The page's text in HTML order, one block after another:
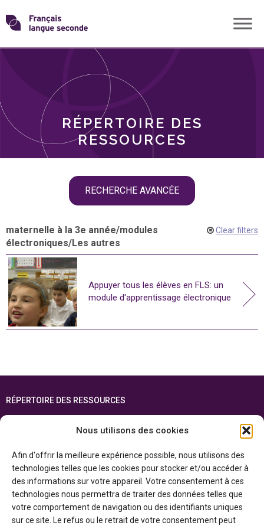
Nous utilisons des cookies
Afin d'offrir la meilleure expérience possible, nous utilisons des
technologies telles que les cookies pour stocker et/ou accéder à
des informations sur votre appareil. Votre consentement à ces
technologies nous permettra de traiter des données telles que
votre comportement de navigation ou des identifiants uniques
sur ce site. Le refus ou le retrait de votre consentement peut
Skip
toTransformons
langue
RÉPERTOIRE DES
RESSOURCES
RECHERCHE AVANCÉE
THÈMES
maternelle à la 3e année/modules
électroniques/Les autres
Clear filters
Appuyer tous les élèves en FLS: un
module d'apprentissage électronique
RÉPERTOIRE DES RESSOURCES
ENGLISH
Cette ressource est réalisée grâce au soutien financier du gouvernement de
l’Ontario et du gouvernement duCanada par l’entremise du ministère du
Patrimoine canadien